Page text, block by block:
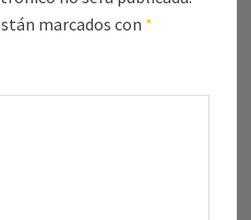
marcados con *